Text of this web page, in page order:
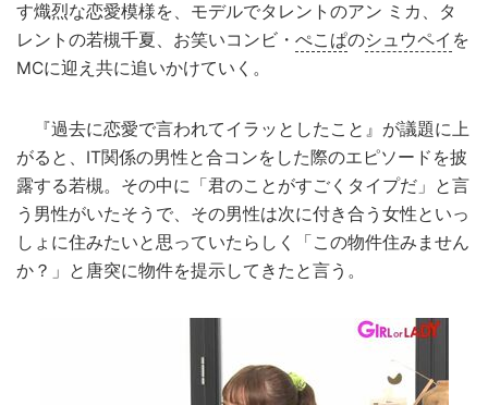
す熾烈な恋愛模様を、モデルでタレントのアン ミカ、タ
レントの若槻千夏、お笑いコンビ・ ぺこぱのシュウペイ を
MCに迎え共に追いかけていく。
『過去に恋愛で言われてイラッとしたこと』が議題に上
がると、IT関係の男性と合コンをした際のエピソードを披
露する若槻。その中に「君のことがすごくタイプだ」と言
う男性がいたそうで、その男性は次に付き合う女性といっ
しょに住みたいと思っていたらしく「この物件住みません
か？」と唐突に物件を提示してきたと言う。